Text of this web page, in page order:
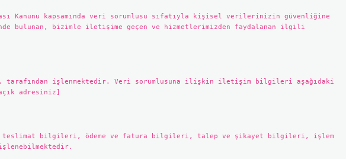
Kanunu kapsamında veri sorumlusu sıfatıyla kişisel verilerinizin güvenliğine
bizimle iletişime geçen ve hizmetlerimizden faydalanan ilgili
işlenmektedir. Veri sorumlusuna ilişkin iletişim bilgileri aşağıdaki
adresiniz]
bilgileri, ödeme ve fatura bilgileri, talep ve şikayet bilgileri, işlem